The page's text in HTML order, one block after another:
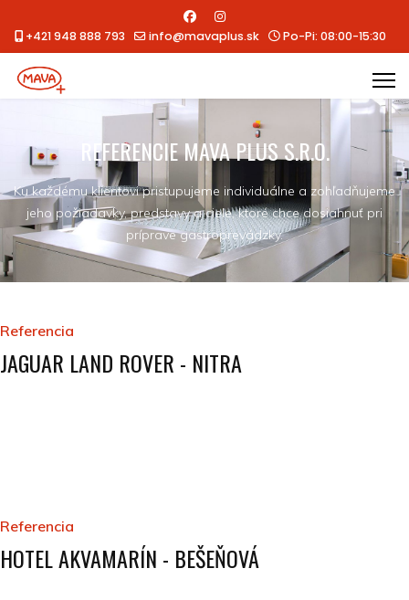
+421 948 888 793 info@mavaplus.sk Po-Pi: 08:00-15:30
REFERENCIE MAVA PLUS S.R.O.
Ku každému klientovi pristupujeme individuálne a zohľadňujeme
jeho požiadavky, predstavy a ciele, ktoré chce dosiahnuť pri
príprave gastroprevádzky.
Referencia
JAGUAR LAND ROVER - NITRA
Referencia
HOTEL AKVAMARÍN - BEŠEŇOVÁ